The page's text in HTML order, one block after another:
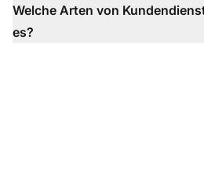
Welche Arten von
es?